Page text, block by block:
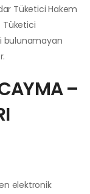
Tüketici Hakem
Tüketici
bulunamayan
–
elektronik